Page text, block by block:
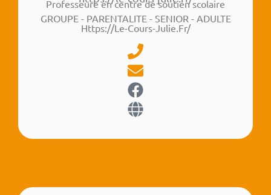
Professeure en centre de soutien scolaire
GROUPE - PARENTALITE - SENIOR - ADULTE
Https://le-Cours-Julie.fr/